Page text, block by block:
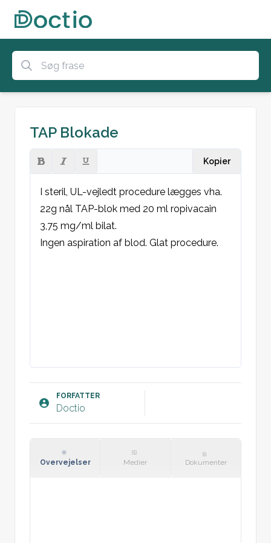
TAP Blokade
Kopier
I steril, UL-vejledt procedure lægges vha.
22g nål TAP-blok med 20 ml ropivacain
3,75 mg/ml bilat.
Ingen aspiration af blod. Glat procedure.
FORFATTER
Doctio
Overvejelser Medier Dokumenter